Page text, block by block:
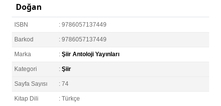
Doğan
ISBN : 9786057137449
Barkod : 9786057137449
Marka : Şiir Antoloji Yayınları
Kategori : Şiir
Sayfa Sayısı : 74
Kitap Dili : Türkçe